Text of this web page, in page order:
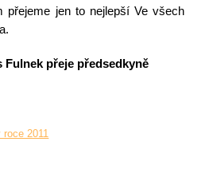
přejeme jen to nejlepší Ve všech
Fulnek přeje předsedkyně
2011